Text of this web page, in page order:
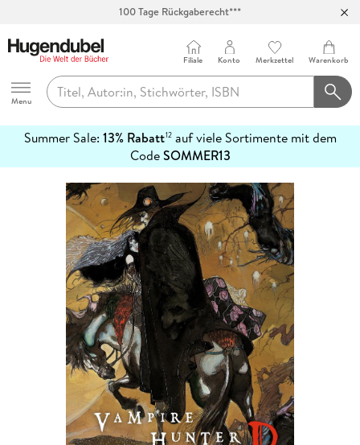
Hugendubel
Menu
Filiale Konto Merkzettel Warenkorb
Summer Sale: 13% Rabatt12auf viele Sortimente mit dem
CodeSOMMER13
erfahren